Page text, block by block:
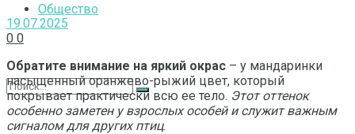
Общество
19.07.2025
0 0
Обратите внимание на яркий окрас – у мандаринки
насыщенный оранжево-рыжий цвет, который
покрывает практически всю ее тело. Этот оттенок
особенно заметен у взрослых особей и служит важным
сигналом для других птиц.